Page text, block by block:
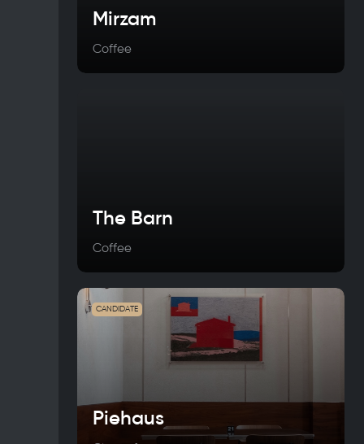
Mirzam
Coffee
The Barn
Coffee
CANDIDATE
Piehaus